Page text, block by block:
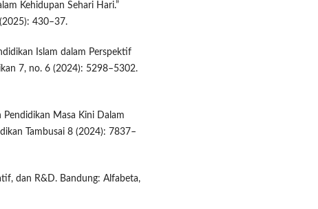
Kehidupan Sehari Hari.”
430–37.
Islam dalam Perspektif
7, no. 6 (2024): 5298–5302.
Pendidikan Masa Kini Dalam
Tambusai 8 (2024): 7837–
dan R&D. Bandung: Alfabeta,